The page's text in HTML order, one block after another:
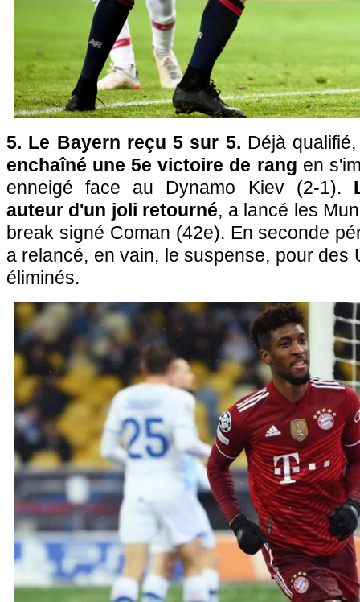
5. Le Bayern reçu 5 sur 5. Déjà qualifié,
enchaîné une 5e victoire de rang en
enneigé face au Dynamo Kiev (2-1).
auteur d'un joli retourné, a lancé les
break signé Coman (42e). En seconde
a relancé, en vain, le suspense, pour des
éliminés.